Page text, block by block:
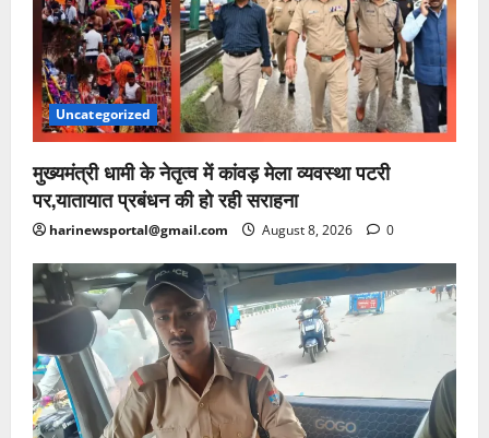
Uncategorized
मुख्यमंत्री धामी के नेतृत्व में कांवड़ मेला व्यवस्था पटरी
पर,यातायात प्रबंधन की हो रही सराहना
harinewsportal@gmail.com August 8, 2026 0